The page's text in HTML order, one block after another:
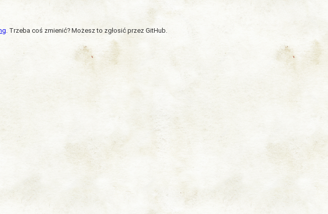
. Trzeba coś zmienić? Możesz to zgłosić przez GitHub.